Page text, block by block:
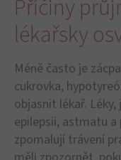
Příčiny
lékařsky
Méně často je
cukrovka,
objasnit lékař.
epilepsii, astmatu
zpomalují trávení